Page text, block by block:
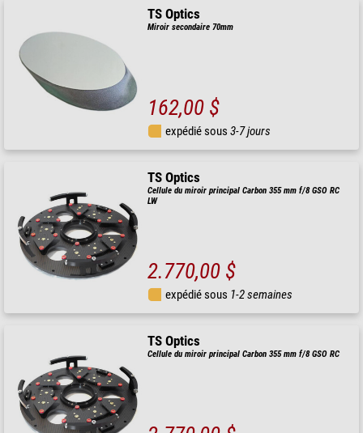
TS Optics
Miroir secondaire 70mm
162,00 $
expédié sous3-7 jours
TS Optics
Cellule du miroir principal Carbon 355 mm f/8 GSO RC
LW
2.770,00 $
expédié sous 1-2 semaines
TS Optics
Cellule du miroir principal Carbon 355 mm f/8 GSO RC